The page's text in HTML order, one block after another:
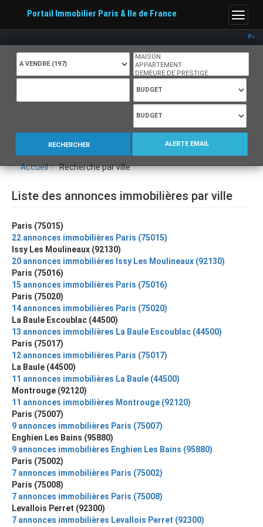
Menu
Portail Immobilier Paris & Ile de France
RECHERCHER ALERTE EMAIL
Accueil Recherche par ville
Liste des annonces immobilières par ville
Paris (75015)
22 annonces immobilières Paris (75015)
Issy Les Moulineaux (92130)
20 annonces immobilières Issy Les Moulineaux (92130)
Paris (75016)
15 annonces immobilières Paris (75016)
Paris (75020)
14 annonces immobilières Paris (75020)
La Baule Escoublac (44500)
13 annonces immobilières La Baule Escoublac (44500)
Paris (75017)
12 annonces immobilières Paris (75017)
La Baule (44500)
11 annonces immobilières La Baule (44500)
Montrouge (92120)
11 annonces immobilières Montrouge (92120)
Paris (75007)
9 annonces immobilières Paris (75007)
Enghien Les Bains (95880)
9 annonces immobilières Enghien Les Bains (95880)
Paris (75002)
7 annonces immobilières Paris (75002)
Paris (75008)
7 annonces immobilières Paris (75008)
Levallois Perret (92300)
7 annonces immobilières Levallois Perret (92300)